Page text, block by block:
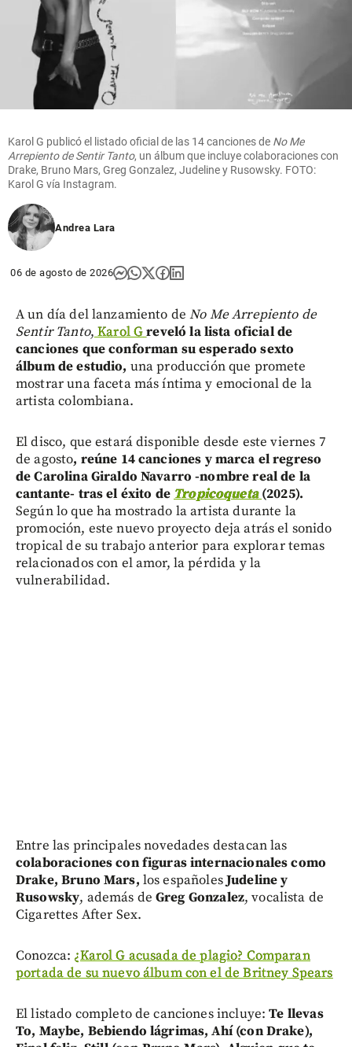
Karol G publicó el listado oficial de las 14 canciones de No Me
Arrepiento de Sentir Tanto, un álbum que incluye colaboraciones con
Drake, Bruno Mars, Greg Gonzalez, Judeline y Rusowsky. FOTO:
Karol G vía Instagram.
Andrea Lara
06 de agosto de 2026
A un día del lanzamiento deNo Me Arrepiento de
Sentir Tanto, Karol Greveló la lista oficial de
canciones que conforman su esperado sexto
álbum de estudio, una producción que promete
mostrar una faceta más íntima y emocional de la
artista colombiana.
El disco, que estará disponible desde este viernes 7
de agosto, reúne 14 canciones y marca el regreso
de Carolina Giraldo Navarro -nombre real de la
cantante- tras el éxito de Tropicoqueta (2025).
Según lo que ha mostrado la artista durante la
promoción, este nuevo proyecto deja atrás el sonido
tropical de su trabajo anterior para explorar temas
relacionados con el amor, la pérdida y la
vulnerabilidad.
Entre las principales novedades destacan las
colaboraciones con figuras internacionales como
Drake, Bruno Mars, los españolesJudeline y
Rusowsky, además de Greg Gonzalez, vocalista de
Cigarettes After Sex.
Conozca: ¿Karol G acusada de plagio? Comparan
portada de su nuevo álbum con el de Britney Spears
El listado completo de canciones incluye:Te llevas
To, Maybe, Bebiendo lágrimas, Ahí (con Drake),